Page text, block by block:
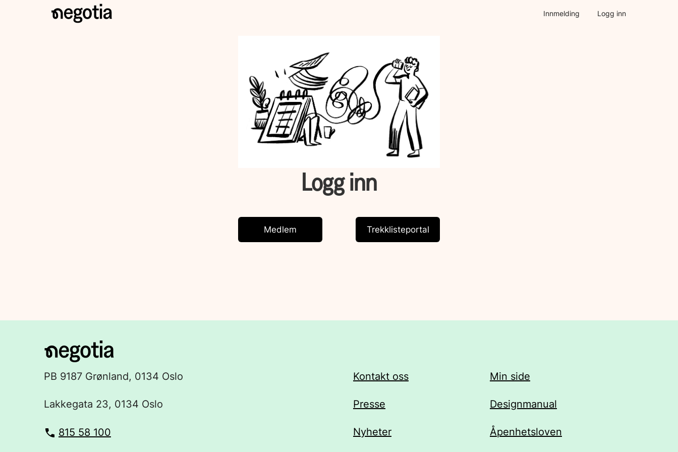
Innmelding Logg inn
Logg inn
Medlem Trekklisteportal
PB 9187 Grønland, 0134 Oslo
Lakkegata 23, 0134 Oslo
815 58 100
Kontakt oss
Presse
Nyheter
Min side
Designmanual
Åpenhetsloven